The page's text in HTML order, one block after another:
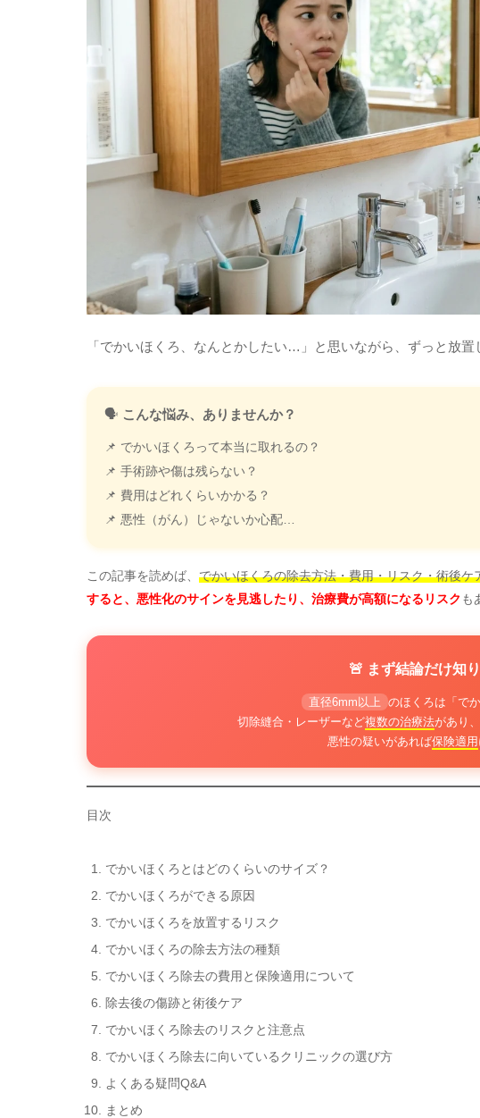
「でかいほくろ、なんとかしたい…」と思いながら、ずっと放
🗣️ こんな悩み、ありませんか？
📌 でかいほくろって本当に取れるの？
📌 手術跡や傷は残らない？
📌 費用はどれくらいかかる？
📌 悪性（がん）じゃないか心配…
この記事を読めば、 でかいほくろの除去方法・費用・リスク・術後ケ
すると、悪性化のサインを見逃したり、治療費が高額になるリスク も
🚨 まず結論だけ知
直径6mm以上 のほくろは「で
切除縫合・レーザーなど複数の治療法があり
悪性の疑いがあれば保険適用
目次
でかいほくろとはどのくらいのサイズ？
でかいほくろができる原因
でかいほくろを放置するリスク
でかいほくろの除去方法の種類
でかいほくろ除去の費用と保険適用について
除去後の傷跡と術後ケア
でかいほくろ除去のリスクと注意点
でかいほくろ除去に向いているクリニックの選び方
よくある疑問Q&A
まとめ